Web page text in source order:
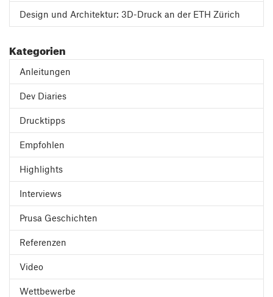
Design und Architektur: 3D-Druck an der ETH Zürich
Kategorien
Anleitungen
Dev Diaries
Drucktipps
Empfohlen
Highlights
Interviews
Prusa Geschichten
Referenzen
Video
Wettbewerbe